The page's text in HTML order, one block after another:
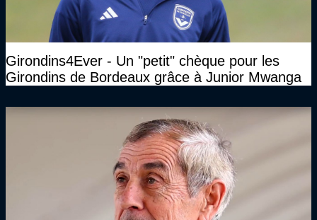
Girondins4Ever - Un "petit" chèque pour les
Girondins de Bordeaux grâce à Junior Mwanga